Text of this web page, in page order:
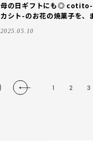
母の日ギフトにも◎ cotito-
カシト-のお花の焼菓子を、
2025.05.10
1 2 3